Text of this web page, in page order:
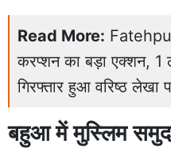
Read More:
करप्शन का बड़ा एक्शन, 1
गिरफ्तार हुआ वरिष्ठ लेखा
बहुआ में मुस्लिम